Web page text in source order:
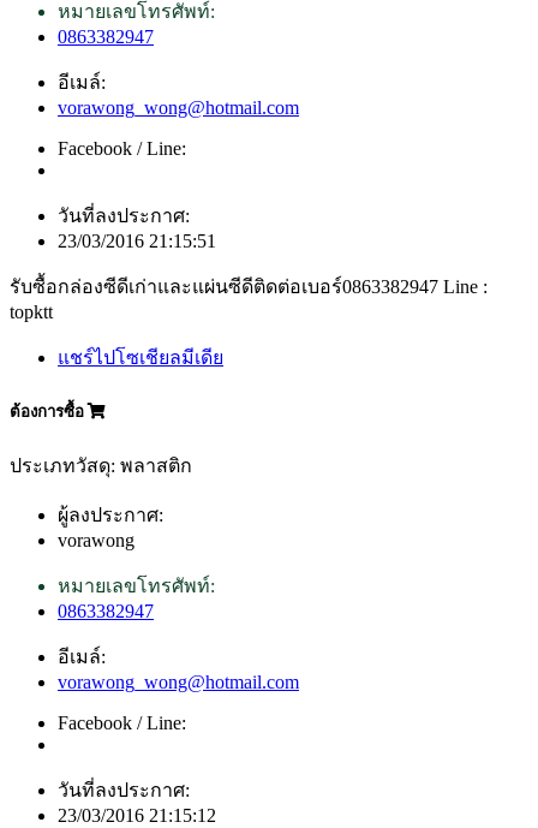
หมายเลขโทรศัพท์:
0863382947
อีเมล์:
vorawong_wong@hotmail.com
Facebook / Line:
วันที่ลงประกาศ:
23/03/2016 21:15:51
รับซื้อกล่องซีดีเก่าและแผ่นซีดีติดต่อเบอร์0863382947 Line :
topktt
แชร์ไปโซเชียลมีเดีย
ต้องการซื้อ
ประเภทวัสดุ: พลาสติก
ผู้ลงประกาศ:
vorawong
หมายเลขโทรศัพท์:
0863382947
อีเมล์:
vorawong_wong@hotmail.com
Facebook / Line:
วันที่ลงประกาศ:
23/03/2016 21:15:12